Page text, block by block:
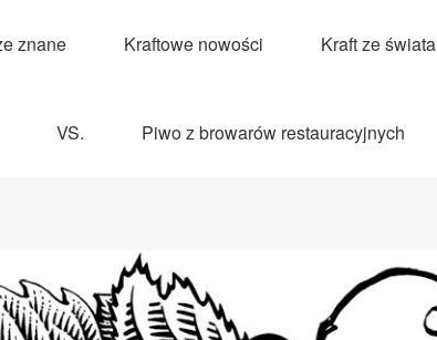
znane Kraftowe nowości Kraft ze świata
VS. Piwo z browarów restauracyjnych